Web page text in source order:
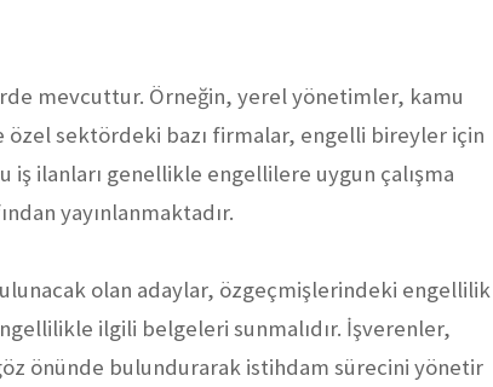
mevcuttur. Örneğin, yerel yönetimler, kamu
özel sektördeki bazı firmalar, engelli bireyler için
iş ilanları genellikle engellilere uygun çalışma
yayınlanmaktadır.
olan adaylar, özgeçmişlerindeki engellilik
ilgili belgeleri sunmalıdır. İşverenler,
önünde bulundurarak istihdam sürecini yönetir